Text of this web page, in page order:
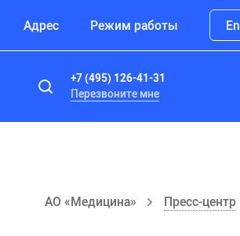
Адрес Режим работы En
+7 (495) 126-41-31
Перезвоните мне
АО «Медицина» Пресс-центр